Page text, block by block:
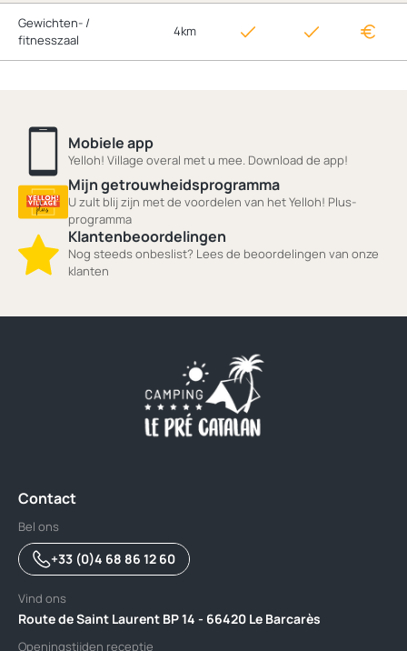
Gewichten- /
fitnesszaal
4km
Mobiele app
Yelloh! Village overal met u mee. Download de app!
Mijn getrouwheidsprogramma
U zult blij zijn met de voordelen van het Yelloh! Plus-
programma
Klantenbeoordelingen
Nog steeds onbeslist? Lees de beoordelingen van onze
klanten
Contact
Bel ons
+33 (0)4 68 86 12 60
Vind ons
Route de Saint Laurent BP 14 - 66420 Le Barcarès
Openingstijden receptie